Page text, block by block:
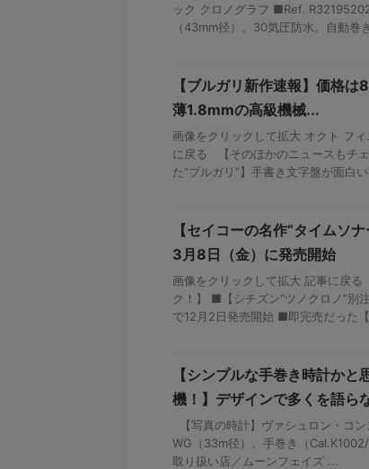
ック クロノグラフ ■Ref.
（43mm径）。30気圧防水。自動巻
【ブルガリ新作速報】価格
薄1.8mmの高級機械...
画像をクリックして拡大 オクト フ
に戻る 【そのほかのニュースもチ
た“ブルガリ”】手書き文字盤が面白
【セイコーの名作“タイムソ
3月8日（金）に発売開始
画像をクリックして拡大 記事に戻
ク！】 ■【シチズン“ツノクロノ”別
で12月2日発売開始 ■即完売だった
【シンプルな手巻き時計かと
機！】デザインで多くを語ら
【写真の時計】ヴァシュロン・コ
WG（33m径）。手巻き（
取り扱い店／ムーンフェイズ ...